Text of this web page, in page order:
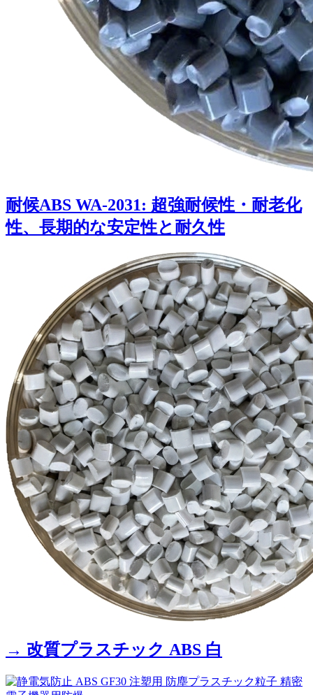
耐候ABS WA-2031: 超強耐候性・耐老化
性、長期的な安定性と耐久性
→ 改質プラスチック ABS 白